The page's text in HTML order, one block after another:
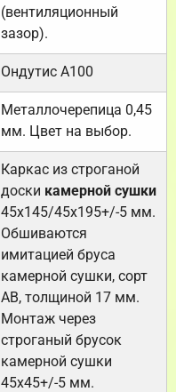
(вентиляционный
зазор).
Ондутис А100
Металлочерепица 0,45
мм. Цвет на выбор.
Каркас из строганой
доски камерной сушки
45х145/45х195+/-5 мм.
Обшиваются
имитацией бруса
камерной сушки, сорт
АВ, толщиной 17 мм.
Монтаж через
строганый брусок
камерной сушки
45х45+/-5 мм.